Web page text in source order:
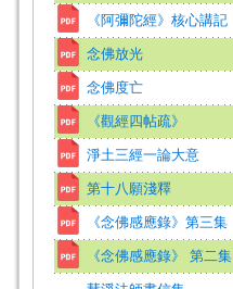
《阿彌陀經》核心講記
念佛放光
念佛度亡
《觀經四帖疏》
淨土三經一論大意
第十八願淺釋
《念佛感應錄》第三集
《念佛感應錄》 第二集